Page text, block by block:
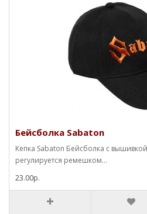
Бейсболка Sabaton
Кепка Sabaton Бейсболка с
регулируется ремешком...
23.00р.